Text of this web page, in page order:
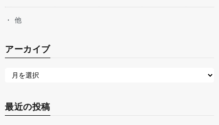
他
アーカイブ
最近の投稿